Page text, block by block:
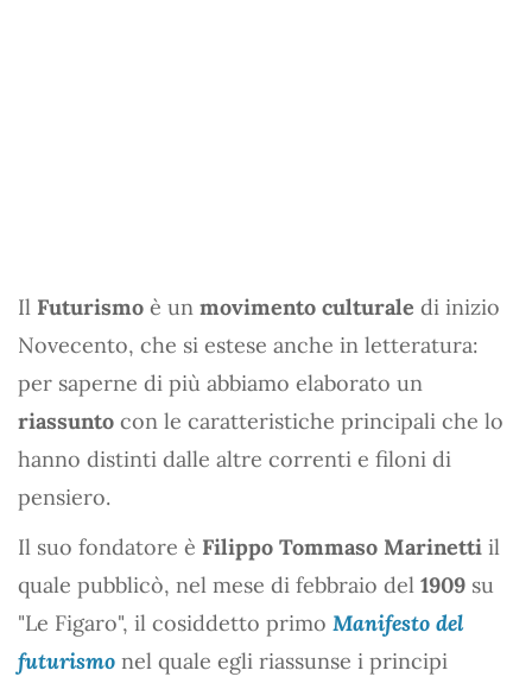
Il Futurismo è un movimento culturale di inizio
Novecento, che si estese anche in letteratura:
per saperne di più abbiamo elaborato un
riassunto con le caratteristiche principali che lo
hanno distinti dalle altre correnti e filoni di
pensiero.
Il suo fondatore è Filippo Tommaso Marinetti il
quale pubblicò, nel mese di febbraio del 1909 su
"Le Figaro", il cosiddetto primo Manifesto del
futurismo nel quale egli riassunse i principi